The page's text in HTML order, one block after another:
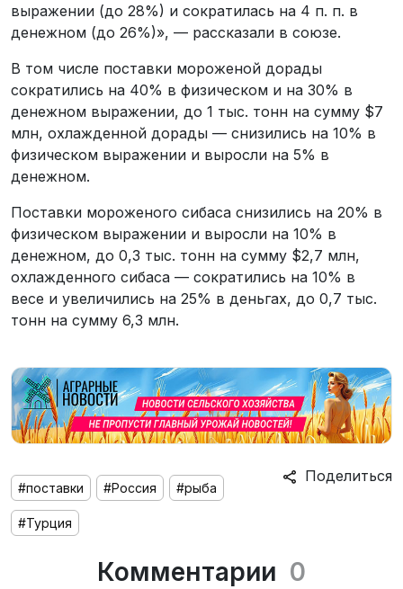
выражении (до 28%) и сократилась на 4 п. п. в
денежном (до 26%)», — рассказали в союзе.
В том числе поставки мороженой дорады
сократились на 40% в физическом и на 30% в
денежном выражении, до 1 тыс. тонн на сумму $7
млн, охлажденной дорады — снизились на 10% в
физическом выражении и выросли на 5% в
денежном.
Поставки мороженого сибаса снизились на 20% в
физическом выражении и выросли на 10% в
денежном, до 0,3 тыс. тонн на сумму $2,7 млн,
охлажденного сибаса — сократились на 10% в
весе и увеличились на 25% в деньгах, до 0,7 тыс.
тонн на сумму 6,3 млн.
Поделиться
#поставки #Россия #рыба
#Турция
Комментарии 0